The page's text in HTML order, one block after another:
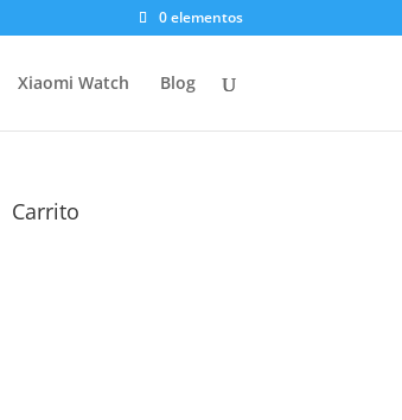
0 elementos
Xiaomi Watch Blog
Carrito